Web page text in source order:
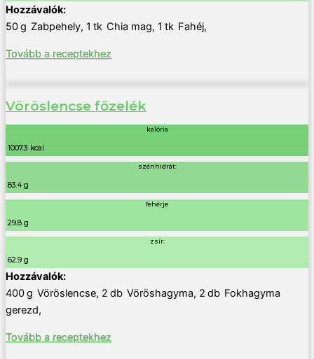
50g Zabpehely, 1 tk Chia mag, 1 tk Fahéj,
Tovább a receptekhez
Vöröslencse főzelék
kalória
1007.3 kcal
szénhidrát:
83.4 g
fehérje
29.8 g
zsír:
62.9 g
400g Vöröslencse, 2 db Vöröshagyma, 2 db Fokhagyma
gerezd,
Tovább a receptekhez